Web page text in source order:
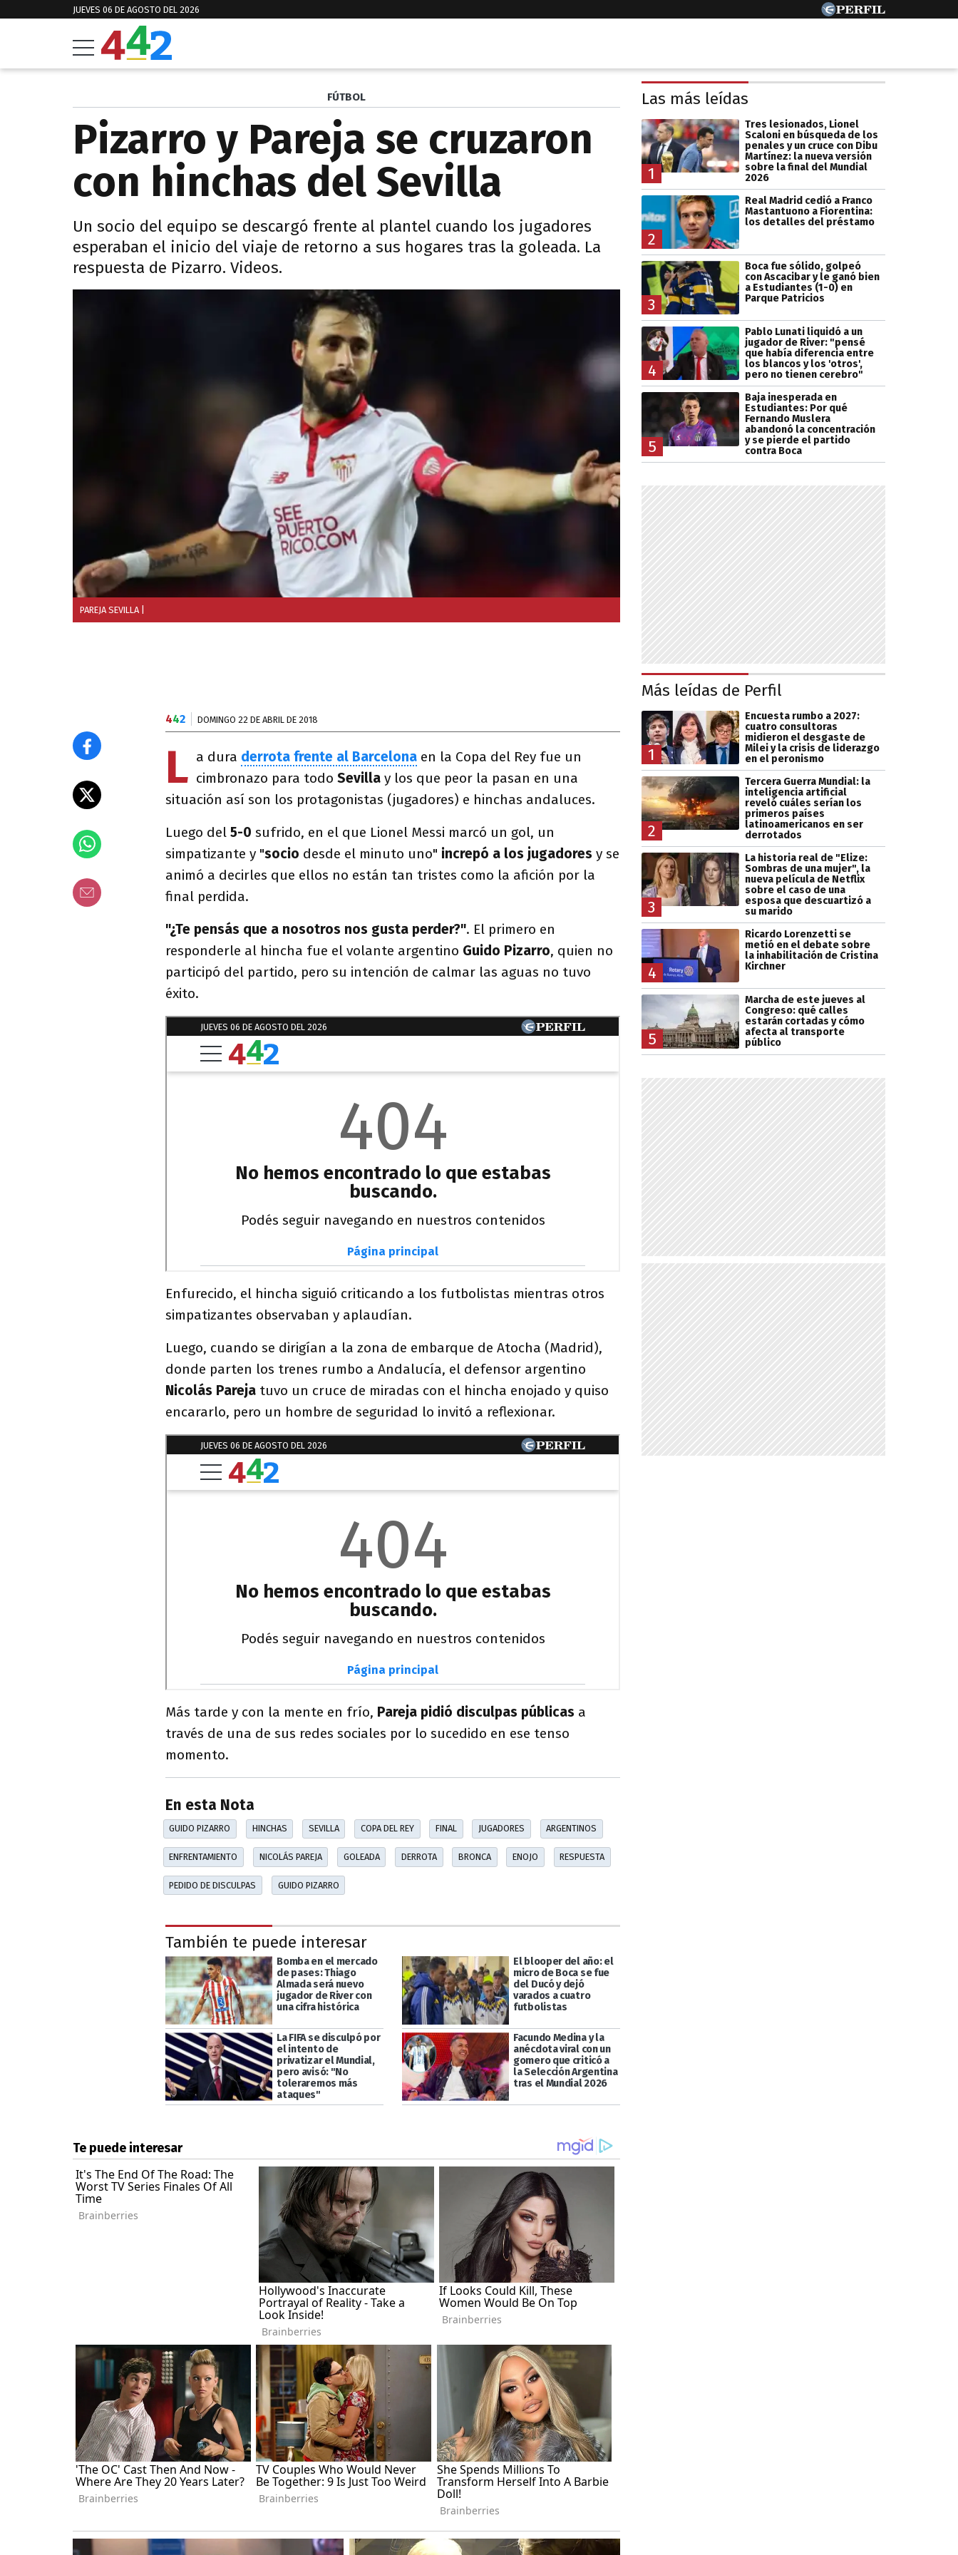
JUEVES 06 DE AGOSTO DEL 2026
FÚTBOL
Pizarro y Pareja se cruzaron
con hinchas del Sevilla
Un socio del equipo se descargó frente al plantel cuando los jugadores
esperaban el inicio del viaje de retorno a sus hogares tras la goleada. La
respuesta de Pizarro. Videos.
PAREJA SEVILLA
442 DOMINGO 22 DE ABRIL DE 2018
L a dura derrota frente al Barcelona en la Copa del Rey fue un
cimbronazo para todo Sevilla y los que peor la pasan en una
situación así son los protagonistas (jugadores) e hinchas andaluces.
Luego del 5-0 sufrido, en el que Lionel Messi marcó un gol, un
simpatizante y "socio desde el minuto uno" increpó a los jugadores y se
animó a decirles que ellos no están tan tristes como la afición por la
final perdida.
"¿Te pensás que a nosotros nos gusta perder?". El primero en
responderle al hincha fue el volante argentino Guido Pizarro, quien no
participó del partido, pero su intención de calmar las aguas no tuvo
éxito.
Enfurecido, el hincha siguió criticando a los futbolistas mientras otros
simpatizantes observaban y aplaudían.
Luego, cuando se dirigían a la zona de embarque de Atocha (Madrid),
donde parten los trenes rumbo a Andalucía, el defensor argentino
Nicolás Pareja tuvo un cruce de miradas con el hincha enojado y quiso
encararlo, pero un hombre de seguridad lo invitó a reflexionar.
Más tarde y con la mente en frío, Pareja pidió disculpas públicas a
través de una de sus redes sociales por lo sucedido en ese tenso
momento.
En esta Nota
GUIDO PIZARRO HINCHAS SEVILLA COPA DEL REY FINAL JUGADORES ARGENTINOS
ENFRENTAMIENTO NICOLÁS PAREJA GOLEADA DERROTA BRONCA ENOJO RESPUESTA
PEDIDO DE DISCULPAS GUIDO PIZARRO
También te puede interesar
Bomba en el mercado
de pases: Thiago
Almada será nuevo
jugador de River con
una cifra histórica
El blooper del año: el
micro de Boca se fue
del Ducó y dejó
varados a cuatro
futbolistas
La FIFA se disculpó por
el intento de
privatizar el Mundial,
pero avisó: "No
toleraremos más
ataques"
Facundo Medina y la
anécdota viral con un
gomero que criticó a
la Selección Argentina
tras el Mundial 2026
Las más leídas
1
Tres lesionados, Lionel
Scaloni en búsqueda de los
penales y un cruce con Dibu
Martínez: la nueva versión
sobre la final del Mundial
2026
2
Real Madrid cedió a Franco
Mastantuono a Fiorentina:
los detalles del préstamo
3
Boca fue sólido, golpeó
con Ascacibar y le ganó bien
a Estudiantes (1-0) en
Parque Patricios
4
Pablo Lunati liquidó a un
jugador de River: "pensé
que había diferencia entre
los blancos y los 'otros',
pero no tienen cerebro"
5
Baja inesperada en
Estudiantes: Por qué
Fernando Muslera
abandonó la concentración
y se pierde el partido
contra Boca
Más leídas de Perfil
1
Encuesta rumbo a 2027:
cuatro consultoras
midieron el desgaste de
Milei y la crisis de liderazgo
en el peronismo
2
Tercera Guerra Mundial: la
inteligencia artificial
reveló cuáles serían los
primeros países
latinoamericanos en ser
derrotados
3
La historia real de "Elize:
Sombras de una mujer", la
nueva película de Netflix
sobre el caso de una
esposa que descuartizó a
su marido
4
Ricardo Lorenzetti se
metió en el debate sobre
la inhabilitación de Cristina
Kirchner
5
Marcha de este jueves al
Congreso: qué calles
estarán cortadas y cómo
afecta al transporte
público